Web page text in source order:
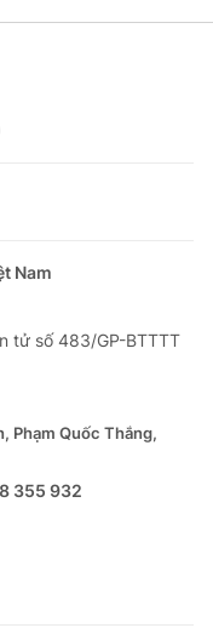
Nam
tử số 483/GP-BTTTT
Phạm Quốc Thắng,
355 932